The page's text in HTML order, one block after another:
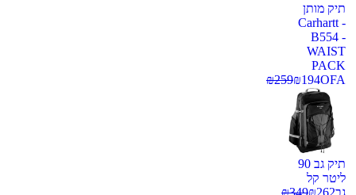
תיק מותן
Carhartt -
B554 -
WAIST
PACK
OFA
₪194
₪259
תיק גב 90
ליטר קל